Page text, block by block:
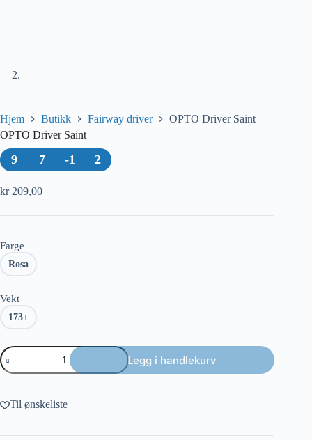
Hjem Butikk Fairway driver
OPTO Driver Saint
OPTO Driver Saint
9 7 -1 2
kr209,00
Farge
Rosa
Vekt
173+
OPTO
Driver
Saint
Legg i handlekurv
Til ønskeliste